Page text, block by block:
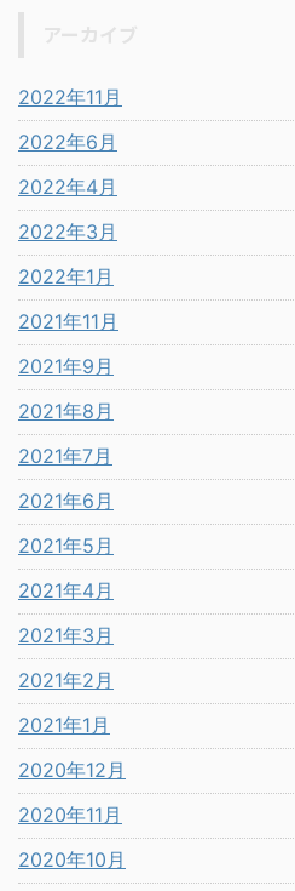
2022年11月
2022年6月
2022年4月
2022年3月
2022年1月
2021年11月
2021年9月
2021年8月
2021年7月
2021年6月
2021年5月
2021年4月
2021年3月
2021年2月
2021年1月
2020年12月
2020年11月
2020年10月